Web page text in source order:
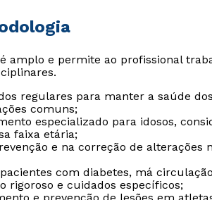
amplo e permite ao profissional
regulares para manter a saúde
comuns;
especializado para idosos,
faixa etária;
e na correção de alterações
com diabetes, má
rigoroso e cuidados específicos;
Rápido e
Rápido e